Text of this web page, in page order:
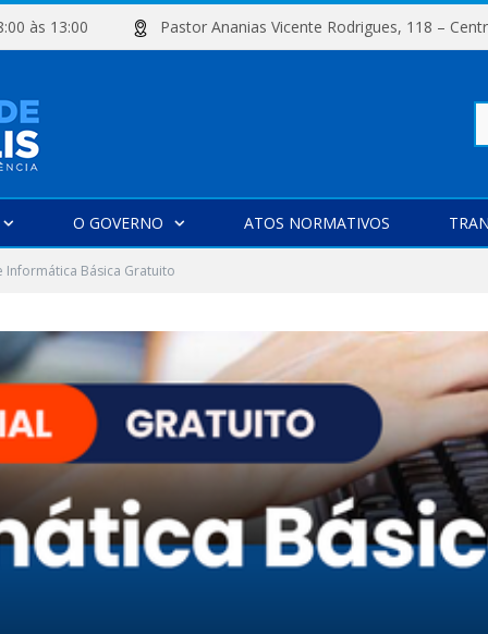
às 13:00 Pastor Ananias Vicente Rodrigues, 118 –
O GOVERNO ATOS NORMATIVOS
Informática Básica Gratuito